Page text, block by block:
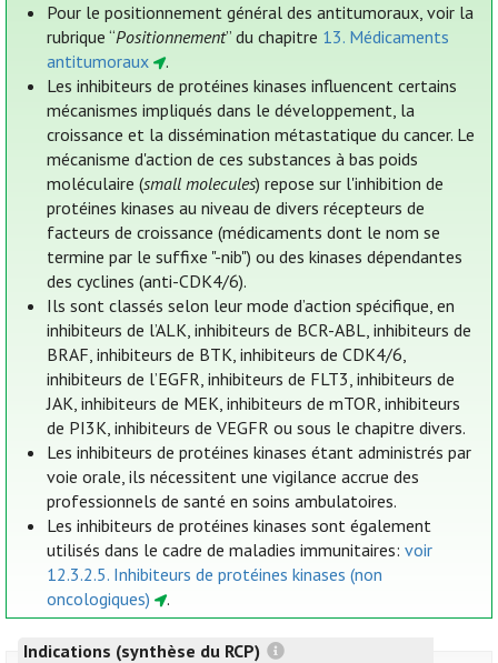
Pour le positionnement général des antitumoraux, voir la
rubrique “Positionnement” du chapitre 13. Médicaments
antitumoraux
.
Les inhibiteurs de protéines kinases influencent certains
mécanismes impliqués dans le développement, la
croissance et la dissémination métastatique du cancer. Le
mécanisme d'action de ces substances à bas poids
moléculaire (small molecules) repose sur l'inhibition de
protéines kinases au niveau de divers récepteurs de
facteurs de croissance (médicaments dont le nom se
termine par le suffixe "-nib") ou des kinases dépendantes
des cyclines (anti-CDK4/6).
Ils sont classés selon leur mode d’action spécifique, en
inhibiteurs de l’ALK, inhibiteurs de BCR-ABL, inhibiteurs de
BRAF, inhibiteurs de BTK, inhibiteurs de CDK4/6,
inhibiteurs de l’EGFR, inhibiteurs de FLT3, inhibiteurs de
JAK, inhibiteurs de MEK, inhibiteurs de mTOR, inhibiteurs
de PI3K, inhibiteurs de VEGFR ou sous le chapitre divers.
Les inhibiteurs de protéines kinases étant administrés par
voie orale, ils nécessitent une vigilance accrue des
professionnels de santé en soins ambulatoires.
Les inhibiteurs de protéines kinases sont également
utilisés dans le cadre de maladies immunitaires:voir
12.3.2.5. Inhibiteurs de protéines kinases (non
oncologiques)
.
Indications (synthèse du RCP)